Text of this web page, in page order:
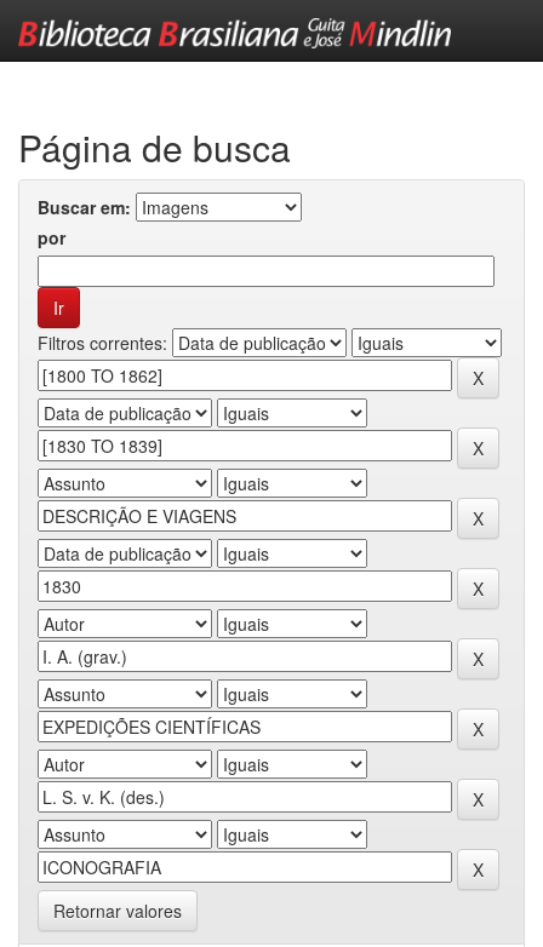
Página de busca
Buscar em:
por
Filtros correntes:
Retornar valores